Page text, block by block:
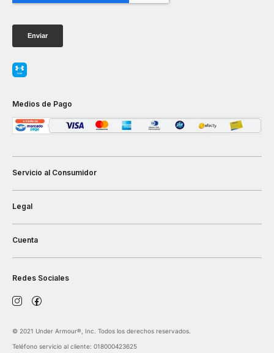
Medios de Pago
Servicio al Consumidor
Legal
Cuenta
Redes Sociales
©️ 2021 Under Armour®️, Inc. Todos los derechos reservados.
Teléfono servicio al cliente: 018000423625